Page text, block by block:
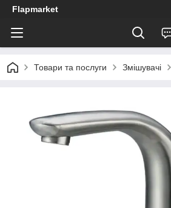
Flapmarket
Товари та послуги Змішувачі